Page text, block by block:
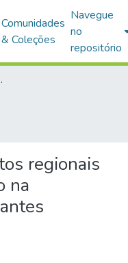
Comunidades
& Coleções
Navegue
no
repositório
(BDM)
regionais
na